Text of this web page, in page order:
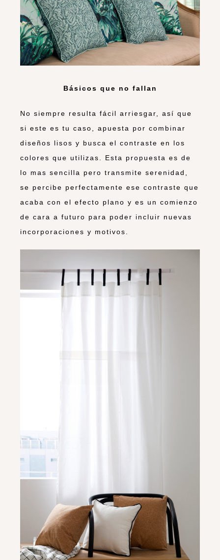
Básicos que no fallan
No siempre resulta fácil arriesgar, así que
si este es tu caso, apuesta por combinar
diseños lisos y busca el contraste en los
colores que utilizas. Esta propuesta es de
lo mas sencilla pero transmite serenidad,
se percibe perfectamente ese contraste que
acaba con el efecto plano y es un comienzo
de cara a futuro para poder incluir nuevas
incorporaciones y motivos.